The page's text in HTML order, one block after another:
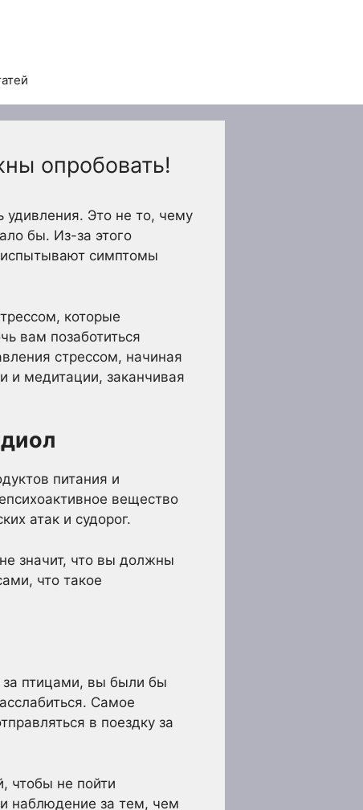
опробовать!
удивления. Это не то, чему
бы. Из-за этого
симптомы
которые
вам позаботиться
стрессом, начиная
и медитации, заканчивая
питания и
вещество
атак и судорог.
значит, что вы должны
что такое
птицами, вы были бы
Самое
в поездку за
чтобы не пойти
наблюдение за тем, чем